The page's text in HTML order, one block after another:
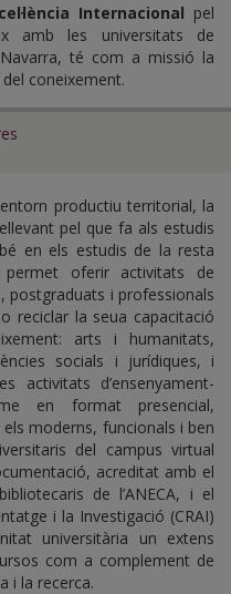
Internacional pel
amb les universitats de
té com a missió la
coneixement.
productiu territorial, la
pel que fa als estudis
en els estudis de la resta
permet oferir activitats de
postgraduats i professionals
reciclar la seua capacitació
arts i humanitats,
socials i jurídiques, i
activitats d’ensenyament-
en format presencial,
moderns, funcionals i ben
del campus virtual
acreditat amb el
de l’ANECA, i el
i la Investigació (CRAI)
universitària un extens
com a complement de
i la recerca.